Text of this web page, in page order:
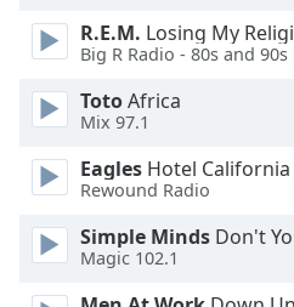
modal
Beginning
dialog
Escape
cancel
R.E.M. Losing My
Big R Radio - 80s and
TotoAfrica
Mix 97.1
Eagles Hotel California
Rewound Radio
Simple Minds Don't
Magic 102.1